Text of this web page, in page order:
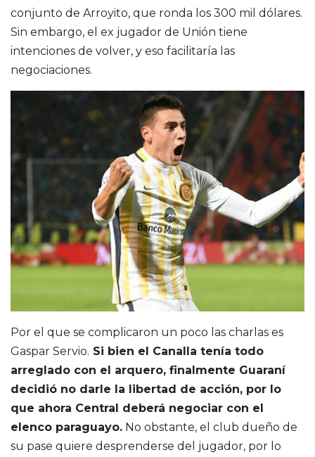
conjunto de Arroyito, que ronda los 300 mil dólares.
Sin embargo, el ex jugador de Unión tiene
intenciones de volver, y eso facilitaría las
negociaciones.
Por el que se complicaron un poco las charlas es
Gaspar Servio. Si bien el Canalla tenía todo
arreglado con el arquero, finalmente Guaraní
decidió no darle la libertad de acción, por lo
que ahora Central deberá negociar con el
elenco paraguayo. No obstante, el club dueño de
su pase quiere desprenderse del jugador, por lo